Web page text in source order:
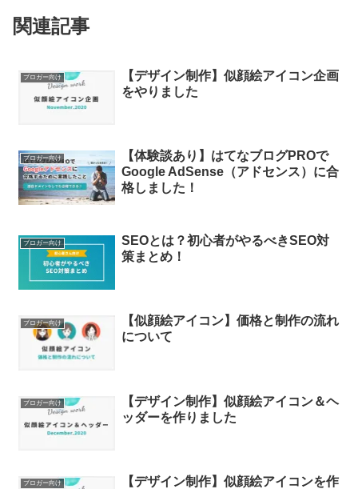
関連記事
ブロガー向け
【デザイン制作】似顔絵アイコン企画
をやりました
ブロガー向け
【体験談あり】はてなブログPROで
Google AdSense（アドセンス）に合
格しました！
ブロガー向け
SEOとは？初心者がやるべきSEO対
策まとめ！
ブロガー向け
【似顔絵アイコン】価格と制作の流れ
について
ブロガー向け
【デザイン制作】似顔絵アイコン＆ヘ
ッダーを作りました
ブロガー向け
【デザイン制作】似顔絵アイコンを作